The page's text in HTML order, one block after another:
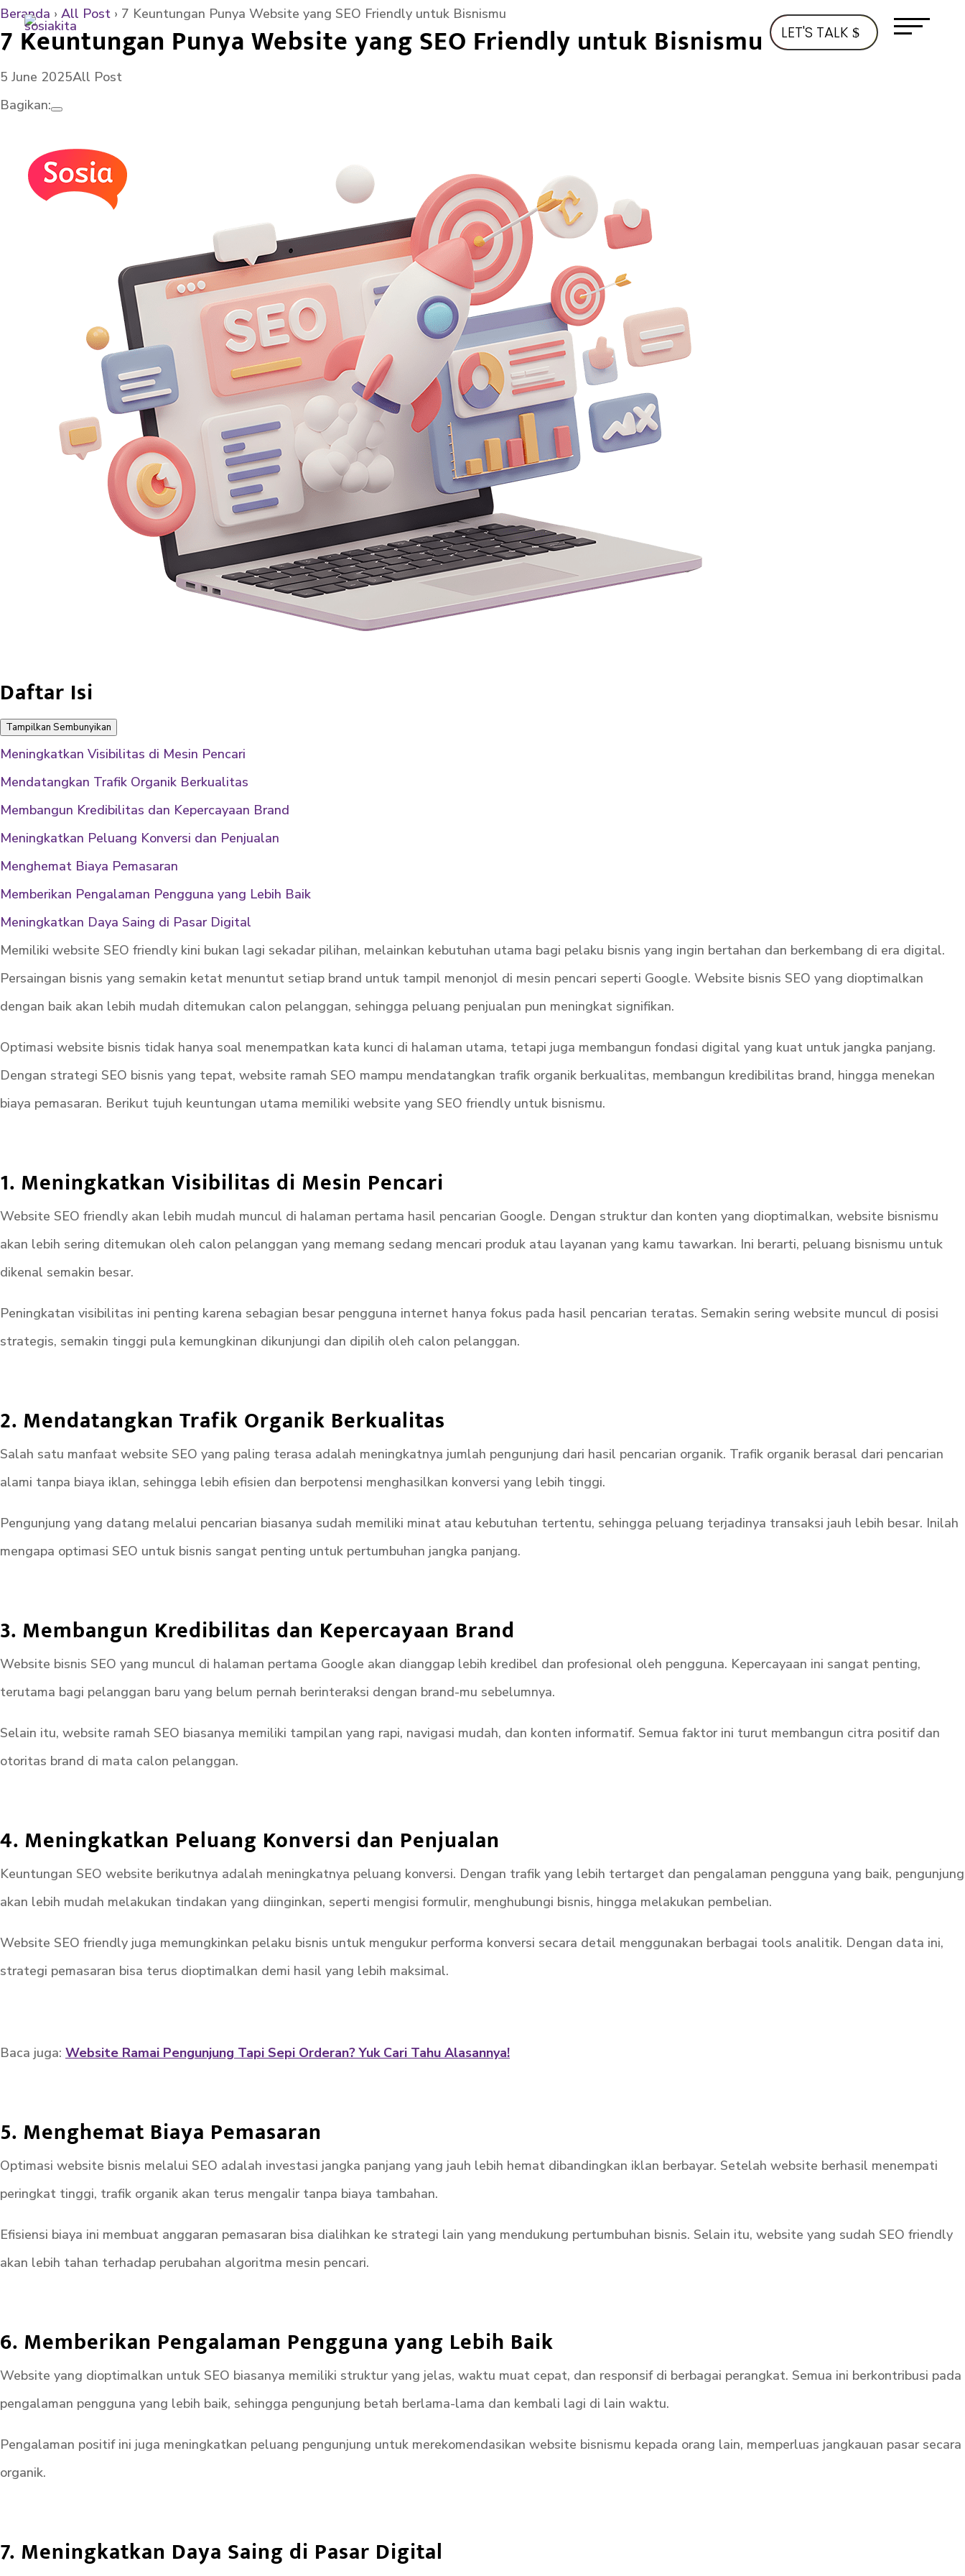
LET'S TALK
Beranda › All Post › 7 Keuntungan Punya Website yang SEO Friendly untuk Bisnismu
7 Keuntungan Punya Website yang SEO Friendly untuk Bisnismu
5 June 2025All Post
Bagikan:
Daftar Isi
Tampilkan Sembunyikan
Meningkatkan Visibilitas di Mesin Pencari
Mendatangkan Trafik Organik Berkualitas
Membangun Kredibilitas dan Kepercayaan Brand
Meningkatkan Peluang Konversi dan Penjualan
Menghemat Biaya Pemasaran
Memberikan Pengalaman Pengguna yang Lebih Baik
Meningkatkan Daya Saing di Pasar Digital
Memiliki website SEO friendly kini bukan lagi sekadar pilihan, melainkan kebutuhan utama bagi pelaku bisnis yang ingin bertahan dan berkembang di era digital.
Persaingan bisnis yang semakin ketat menuntut setiap brand untuk tampil menonjol di mesin pencari seperti Google. Website bisnis SEO yang dioptimalkan
dengan baik akan lebih mudah ditemukan calon pelanggan, sehingga peluang penjualan pun meningkat signifikan.
Optimasi website bisnis tidak hanya soal menempatkan kata kunci di halaman utama, tetapi juga membangun fondasi digital yang kuat untuk jangka panjang.
Dengan strategi SEO bisnis yang tepat, website ramah SEO mampu mendatangkan trafik organik berkualitas, membangun kredibilitas brand, hingga menekan
biaya pemasaran. Berikut tujuh keuntungan utama memiliki website yang SEO friendly untuk bisnismu.
1. Meningkatkan Visibilitas di Mesin Pencari
Website SEO friendly akan lebih mudah muncul di halaman pertama hasil pencarian Google. Dengan struktur dan konten yang dioptimalkan, website bisnismu
akan lebih sering ditemukan oleh calon pelanggan yang memang sedang mencari produk atau layanan yang kamu tawarkan. Ini berarti, peluang bisnismu untuk
dikenal semakin besar.
Peningkatan visibilitas ini penting karena sebagian besar pengguna internet hanya fokus pada hasil pencarian teratas. Semakin sering website muncul di posisi
strategis, semakin tinggi pula kemungkinan dikunjungi dan dipilih oleh calon pelanggan.
2. Mendatangkan Trafik Organik Berkualitas
Salah satu manfaat website SEO yang paling terasa adalah meningkatnya jumlah pengunjung dari hasil pencarian organik. Trafik organik berasal dari pencarian
alami tanpa biaya iklan, sehingga lebih efisien dan berpotensi menghasilkan konversi yang lebih tinggi.
Pengunjung yang datang melalui pencarian biasanya sudah memiliki minat atau kebutuhan tertentu, sehingga peluang terjadinya transaksi jauh lebih besar. Inilah
mengapa optimasi SEO untuk bisnis sangat penting untuk pertumbuhan jangka panjang.
3. Membangun Kredibilitas dan Kepercayaan Brand
Website bisnis SEO yang muncul di halaman pertama Google akan dianggap lebih kredibel dan profesional oleh pengguna. Kepercayaan ini sangat penting,
terutama bagi pelanggan baru yang belum pernah berinteraksi dengan brand-mu sebelumnya.
Selain itu, website ramah SEO biasanya memiliki tampilan yang rapi, navigasi mudah, dan konten informatif. Semua faktor ini turut membangun citra positif dan
otoritas brand di mata calon pelanggan.
4. Meningkatkan Peluang Konversi dan Penjualan
Keuntungan SEO website berikutnya adalah meningkatnya peluang konversi. Dengan trafik yang lebih tertarget dan pengalaman pengguna yang baik, pengunjung
akan lebih mudah melakukan tindakan yang diinginkan, seperti mengisi formulir, menghubungi bisnis, hingga melakukan pembelian.
Website SEO friendly juga memungkinkan pelaku bisnis untuk mengukur performa konversi secara detail menggunakan berbagai tools analitik. Dengan data ini,
strategi pemasaran bisa terus dioptimalkan demi hasil yang lebih maksimal.
Baca juga: Website Ramai Pengunjung Tapi Sepi Orderan? Yuk Cari Tahu Alasannya!
5. Menghemat Biaya Pemasaran
Optimasi website bisnis melalui SEO adalah investasi jangka panjang yang jauh lebih hemat dibandingkan iklan berbayar. Setelah website berhasil menempati
peringkat tinggi, trafik organik akan terus mengalir tanpa biaya tambahan.
Efisiensi biaya ini membuat anggaran pemasaran bisa dialihkan ke strategi lain yang mendukung pertumbuhan bisnis. Selain itu, website yang sudah SEO friendly
akan lebih tahan terhadap perubahan algoritma mesin pencari.
6. Memberikan Pengalaman Pengguna yang Lebih Baik
Website yang dioptimalkan untuk SEO biasanya memiliki struktur yang jelas, waktu muat cepat, dan responsif di berbagai perangkat. Semua ini berkontribusi pada
pengalaman pengguna yang lebih baik, sehingga pengunjung betah berlama-lama dan kembali lagi di lain waktu.
Pengalaman positif ini juga meningkatkan peluang pengunjung untuk merekomendasikan website bisnismu kepada orang lain, memperluas jangkauan pasar secara
organik.
7. Meningkatkan Daya Saing di Pasar Digital